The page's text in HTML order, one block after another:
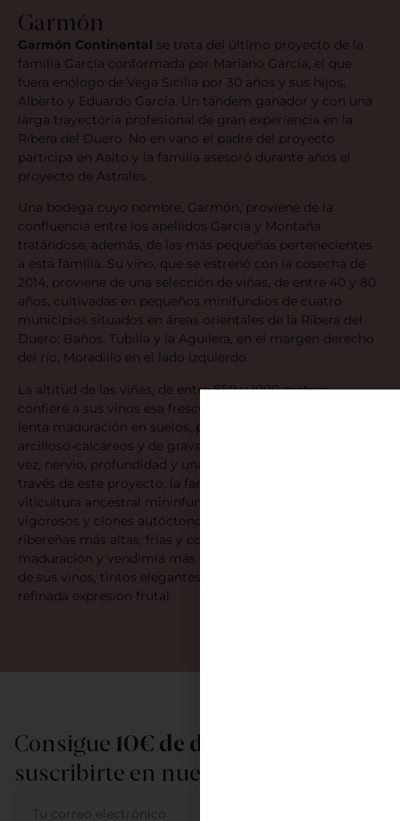
Garmón
Garmón Continental se trata del último proyecto de la
familia García conformada por Mariano García, el que
fuera enólogo de Vega Sicilia por 30 años y sus hijos,
Alberto y Eduardo García. Un tándem ganador y con una
larga trayectoria profesional de gran experiencia en la
Ribera del Duero. No en vano el padre del proyecto
participa en Aalto y la familia asesoró durante años el
proyecto de Astrales.
Una bodega cuyo nombre, Garmón, proviene de la
confluencia entre los apellidos García y Montaña
tratándose, además, de las más pequeñas pertenecientes
a esta familia. Su vino, que se estrenó con la cosecha de
2014, proviene de una selección de viñas, de entre 40 y 80
años, cultivadas en pequeños minifundios de cuatro
municipios situados en áreas orientales de la Ribera del
Duero; Baños, Tubilla y la Aguilera, en el margen derecho
del río, Moradillo en el lado izquierdo.
La altitud de las viñas, de entre 850 y 1000 metros,
confiere a sus vinos esa frescura tan característica y la
lenta maduración en suelos, predominantemente
arcilloso-calcáreos y de gravas, les confiere a estos, a su
vez, nervio, profundidad y una controlada madurez. A
través de este proyecto, la familia García apuesta por una
viticultura ancestral mininfundista, de viñedos viejos, poco
vigorosos y clones autóctonos, situados en zonas
ribereñas más altas, frías y continentales con un ciclo de
maduración y vendimia más tardío. Factores que hacen
de sus vinos, tintos elegantes y jugosos, de imponente y
refinada expresión frutal.
Consigue 10€ de descuento
suscribirte en nuestra newsletter